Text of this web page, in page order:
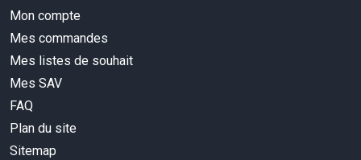
Mon compte
Mes commandes
Mes listes de souhait
Mes SAV
FAQ
Plan du site
Sitemap